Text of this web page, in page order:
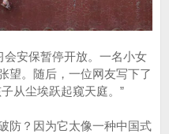
会安保暂停开放。一名小女
望。随后，一位网友写下了
从尘埃跃起窥天庭。”
防？因为它太像一种中国式